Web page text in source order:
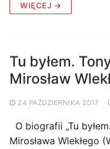
WIĘCEJ →
Tu byłem.
Mirosław
24 PAŹDZIERNIKA 2017
O biografii „Tu
Mirosława Wlekłego